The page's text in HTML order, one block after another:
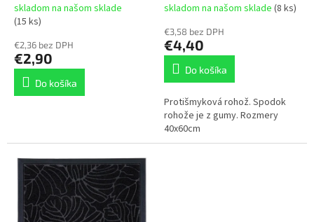
skladom na našom sklade
(15 ks)
€2,36 bez DPH
€2,90
Do košíka
skladom na našom sklade (8 ks)
€3,58 bez DPH
€4,40
Do košíka
Protišmyková rohož. Spodok
rohože je z gumy. Rozmery
40x60cm